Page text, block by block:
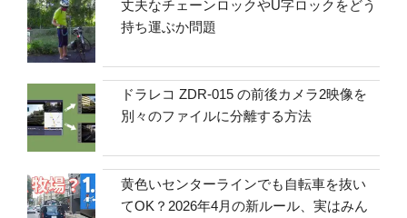
丈夫なチェーンロックやU字ロックをどう
持ち運ぶか問題
ドラレコ ZDR-015 の前後カメラ2映像を
別々のファイルに分離する方法
黄色いセンターラインでも自転車を抜い
てOK？2026年4月の新ルール、実はみん